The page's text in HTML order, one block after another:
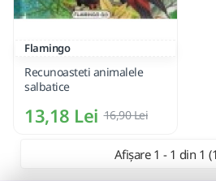
Flamingo
Recunoasteti animalele
salbatice
13,18 Lei 16,90 Lei
Afișare 1 - 1 din 1